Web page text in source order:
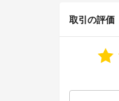
取引の評価